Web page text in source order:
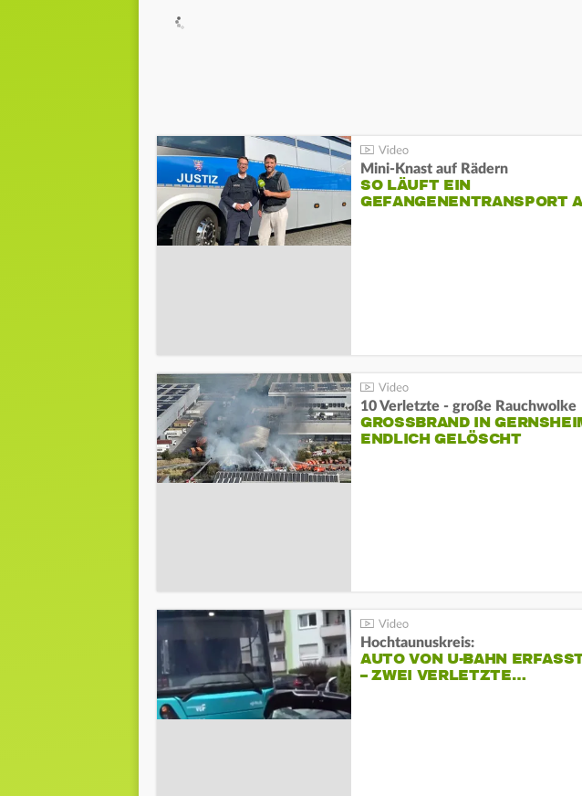
Mini-Knast auf Rädern
SO LÄUFT EIN
GEFANGENENTRANSPORT
10 Verletzte - große Rauchwolke
GROSSBRAND IN GERNSHEIM
NDLICH GELÖSCHT
Hochtaunuskreis:
AUTO VON U-BAHN
– ZWEI VERLETZTE…